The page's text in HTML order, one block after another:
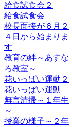
給食試食会２
給食試食会
校長面接が６月２
４日から始まりま
す
教育の絆～あすな
ろ教室～
花いっぱい運動２
花いっぱい運動
無言清掃～１年生
～
授業の様子～２年